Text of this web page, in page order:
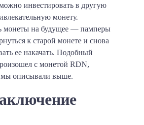
инвестировать в другую
монету.
монеты на будущее — памперы
к старой монете и снова
ее накачать. Подобный
с монетой RDN,
описывали выше.